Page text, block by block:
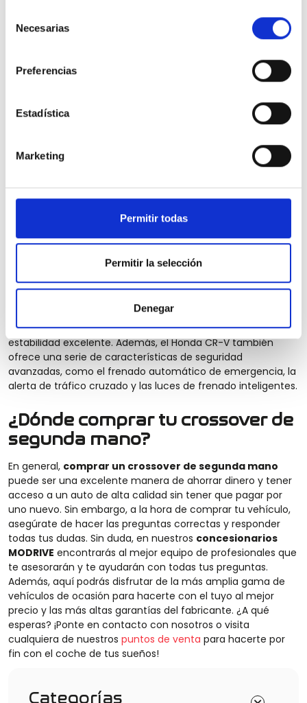
Necesarias
Preferencias
Estadística
Marketing
Permitir todas
Permitir la selección
Denegar
Está equipado con un motor poderoso y muchas
de mantenimiento de carretera y el control de crucero
adaptativo. El interior está bien diseñado y ofrece una gran
cantidad de espacio y comodidad sin comprometer el
Por último, otra gran opción es elHonda CR-V. Viene con
interior moderno. Está equipada con una suspensión
refinada, lo que proporciona un manejo suave y una
estabilidad excelente. Además, el Honda CR-V también
ofrece una serie de características de seguridad
avanzadas, como el frenado automático de emergencia, la
alerta de tráfico cruzado y las luces de frenado inteligentes.
¿Dónde comprar tu crossover de
segunda mano?
En general, comprar un crossover de segunda mano
puede ser una excelente manera de ahorrar dinero y tener
acceso a un auto de alta calidad sin tener que pagar por
uno nuevo. Sin embargo, a la hora de comprar tu vehículo,
asegúrate de hacer las preguntas correctas y responder
todas tus dudas. Sin duda, en nuestros concesionarios
MODRIVE encontrarás al mejor equipo de profesionales que
te asesorarán y te ayudarán con todas tus preguntas.
Además, aquí podrás disfrutar de la más amplia gama de
vehículos de ocasión para hacerte con el tuyo al mejor
precio y las más altas garantías del fabricante. ¿A qué
esperas? ¡Ponte en contacto con nosotros o visita
cualquiera de nuestros puntos de venta para hacerte por
fin con el coche de tus sueños!
Categorías